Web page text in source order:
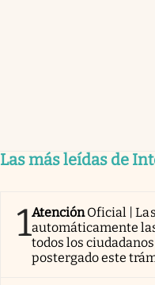
Las más leídas de
1AtenciónOficial |
automáticamente
todos los
postergado este